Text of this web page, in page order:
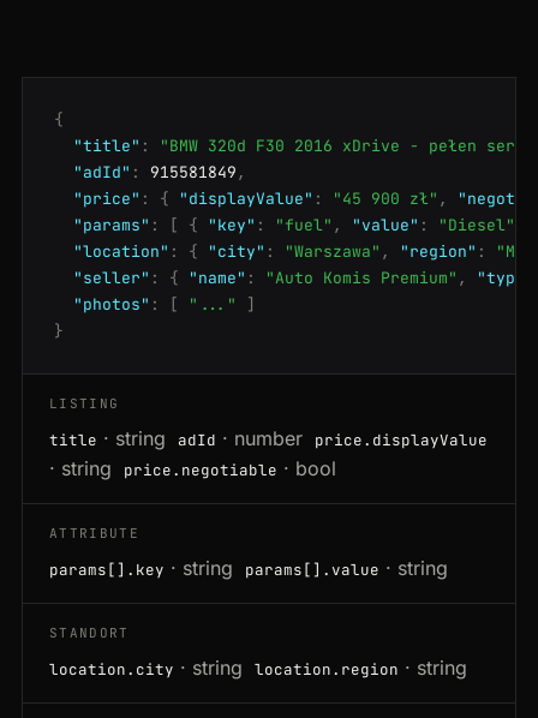
{
"title" :
"BMW 320d F30 2016 xDrive - pełen
"adId" : 915581849 ,
"price" : { "displayValue" : "45 900 zł" ,
"params" : [ { "key" : "fuel" , "value" : "Diesel"
"location" : { "city" : "Warszawa" , "region" :
"seller" : { "name" : "Auto Komis Premium" , "type"
"photos" : [ "..."
]
}
LISTING
title · string adId · number price.displayValue
· string price.negotiable · bool
ATTRIBUTE
params[].key · string params[].value · string
STANDORT
location.city · string location.region · string